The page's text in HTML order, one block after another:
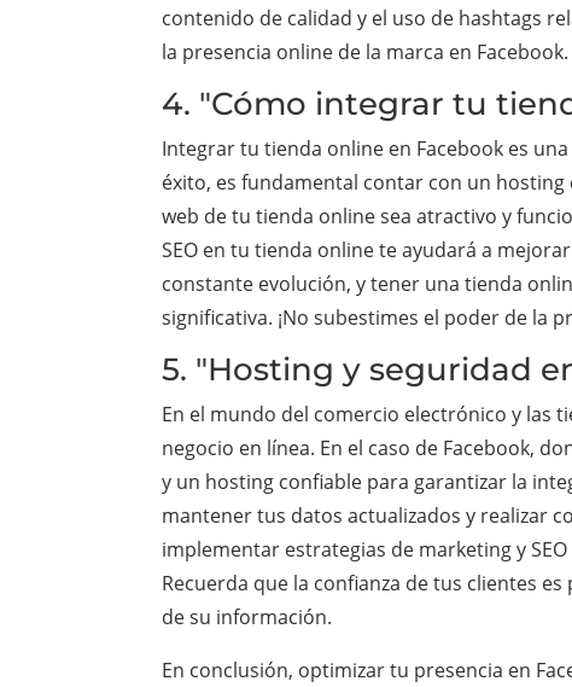
contenido de calidad y el uso de hashtags
la presencia online de la marca en Facebook.
4. "Cómo integrar tu
Integrar tu tienda online en Facebook es
éxito, es fundamental contar con un
web de tu tienda online sea atractivo y
SEO en tu tienda online te ayudará a
constante evolución, y tener una tienda
significativa. ¡No subestimes el poder de la
5. "Hosting y seguridad
En el mundo del comercio electrónico y las
negocio en línea. En el caso de Facebook,
y un hosting confiable para garantizar la
mantener tus datos actualizados y realizar
implementar estrategias de marketing y
Recuerda que la confianza de tus clientes
de su información.
En conclusión, optimizar tu presencia en